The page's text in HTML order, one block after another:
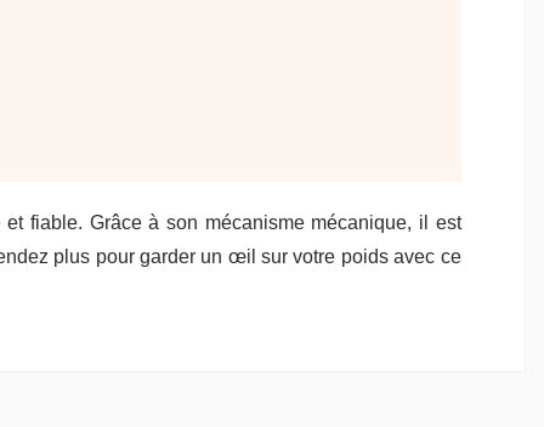
fiable. Grâce à son mécanisme mécanique, il est
plus pour garder un œil sur votre poids avec ce